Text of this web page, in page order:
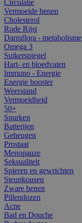
Circulatie
Vermoeide benen
Cholesterol
Rode Rijst
Darmflora - metabolisme
Omega 3
Suikerspiegel
Hart- en bloedvaten
Immuno - Energie
Energie booster
Weerstand
Vermoeidheid
50+
Snurken
Batterijen
Geheugen
Prostaat
Menopauze
Seksualiteit
Spieren en gewrichten
Steunkousen
Zware benen
Pillendozen
Acne
Bad en Douche